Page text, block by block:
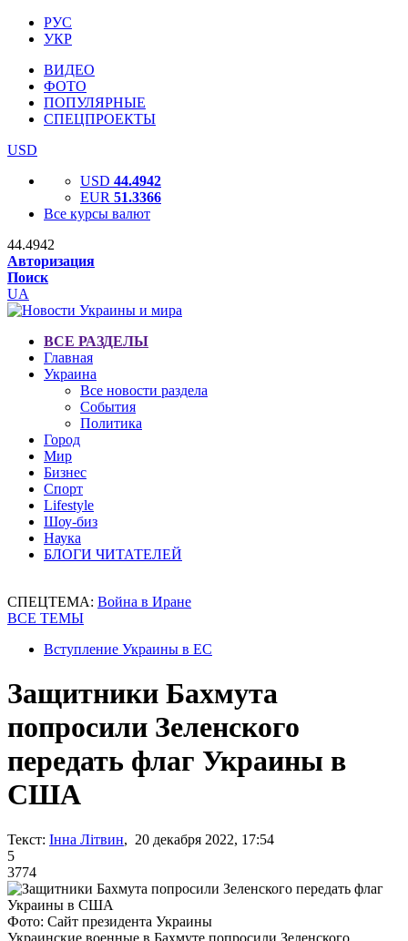
РУС
УКР
ВИДЕО
ФОТО
ПОПУЛЯРНЫЕ
СПЕЦПРОЕКТЫ
USD
USD 44.4942
EUR 51.3366
Все курсы валют
44.4942
Авторизация
Поиск
UA
ВСЕ РАЗДЕЛЫ
Главная
Украина
Все новости раздела
События
Политика
Город
Мир
Бизнес
Спорт
Lifestyle
Шоу-биз
Наука
БЛОГИ ЧИТАТЕЛЕЙ
СПЕЦТЕМА: Война в Иране
ВСЕ ТЕМЫ
Вступление Украины в ЕС
Защитники Бахмута
попросили Зеленского
передать флаг Украины в
США
Текст: Інна Літвин, 20 декабря 2022, 17:54
5
3774
Фото: Сайт президента Украины
Украинские военные в Бахмуте попросили Зеленского